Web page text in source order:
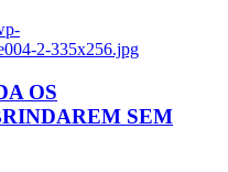
2-335x256.jpg
OS
SEM